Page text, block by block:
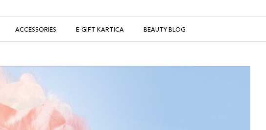
ACCESSORIES E-GIFT KARTICA BEAUTY BLOG